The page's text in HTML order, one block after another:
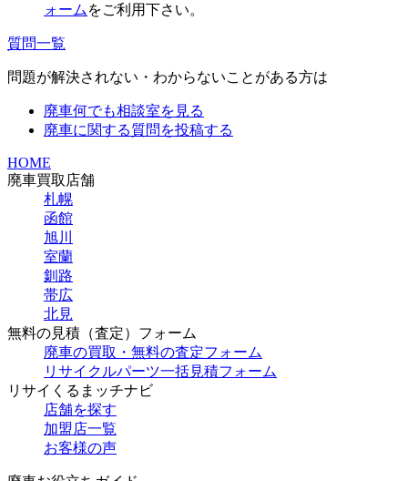
ォーム をご利用下さい。
質問一覧
問題が解決されない・わからないことがある方は
廃車何でも相談室を見る
廃車に関する質問を投稿する
HOME
廃車買取店舗
札幌
函館
旭川
室蘭
釧路
帯広
北見
無料の見積（査定）フォーム
廃車の買取・無料の査定フォーム
リサイクルパーツ一括見積フォーム
リサイくるまッチナビ
店舗を探す
加盟店一覧
お客様の声